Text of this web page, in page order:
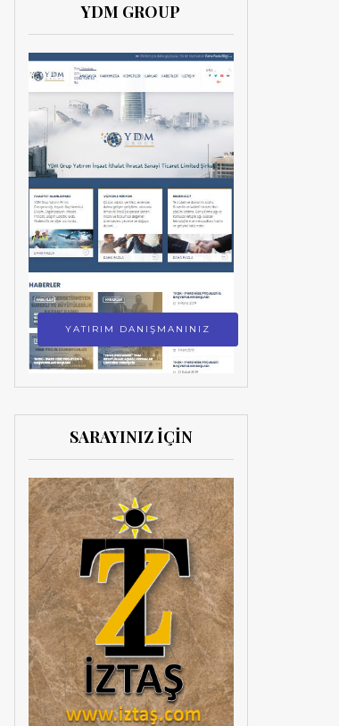
YDM GROUP
YATIRIM DANIŞMANINIZ
SARAYINIZ İÇİN